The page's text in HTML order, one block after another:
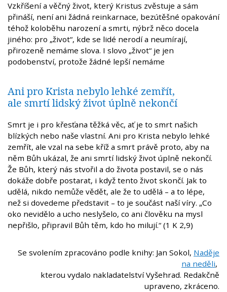
Vzkříšení a věčný život, který Kristus zvěstuje a sám
přináší, není ani žádná reinkarnace, bezútěšné opakování
téhož koloběhu narození a smrti, nýbrž něco docela
jiného: pro „život“, kde se lidé nerodí a neumírají,
přirozeně nemáme slova. I slovo „život“ je jen
podobenství, protože žádné lepší nemáme
Ani pro Krista nebylo lehké zemřít,
ale smrtí lidský život úplně nekončí
Smrt je i pro křesťana těžká věc, ať je to smrt našich
blízkých nebo naše vlastní. Ani pro Krista nebylo lehké
zemřít, ale vzal na sebe kříž a smrt právě proto, aby na
něm Bůh ukázal, že ani smrtí lidský život úplně nekončí.
Že Bůh, který nás stvořil a do života postavil, se o nás
dokáže dobře postarat, i když tento život skončí. Jak to
udělá, nikdo nemůže vědět, ale že to udělá – a to lépe,
než si dovedeme představit – to je součást naší víry. „Co
oko nevidělo a ucho neslyšelo, co ani člověku na mysl
nepřišlo, připravil Bůh těm, kdo ho milují.“ (1 K 2,9)
Se svolením zpracováno podle knihy: Jan Sokol, Naděje
na neděli,
kterou vydalo nakladatelství Vyšehrad. Redakčně
upraveno, zkráceno.